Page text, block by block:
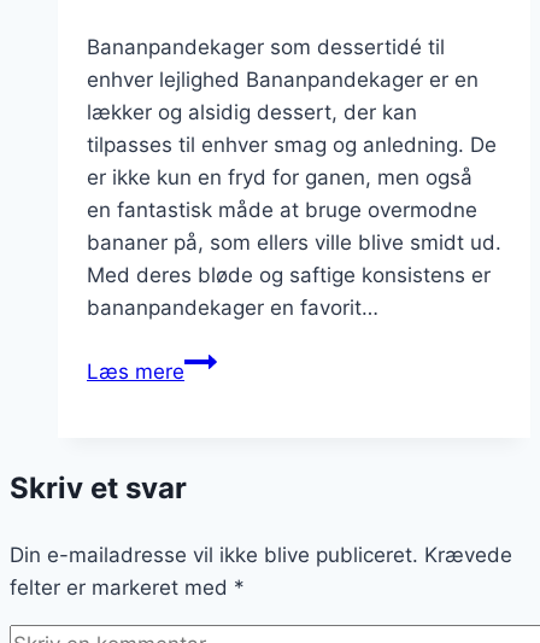
Bananpandekager som dessertidé til
enhver lejlighed Bananpandekager er en
lækker og alsidig dessert, der kan
tilpasses til enhver smag og anledning. De
er ikke kun en fryd for ganen, men også
en fantastisk måde at bruge overmodne
bananer på, som ellers ville blive smidt ud.
Med deres bløde og saftige konsistens er
bananpandekager en favorit…
Læs mereBananpandekerer
Skriv et svar
Din e-mailadresse vil ikke blive publiceret. Krævede
felter er markeret med *